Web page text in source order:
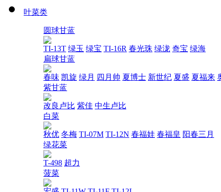
叶菜类
圆球甘蓝
TI-13T 绿玉 绿宝 TI-16R 春光珠 绿泷 奇宝 绿海
扁球甘蓝
春味 凯旋 绿月 四月帅 夏博士 新世纪 夏盛 夏福来
紫甘蓝
改良卢比 紫佳 中生卢比
白菜
秋优 冬梅 TI-07M TI-12N 春福娃 春福皇 阳春三月
绿花菜
T-498 超力
菠菜